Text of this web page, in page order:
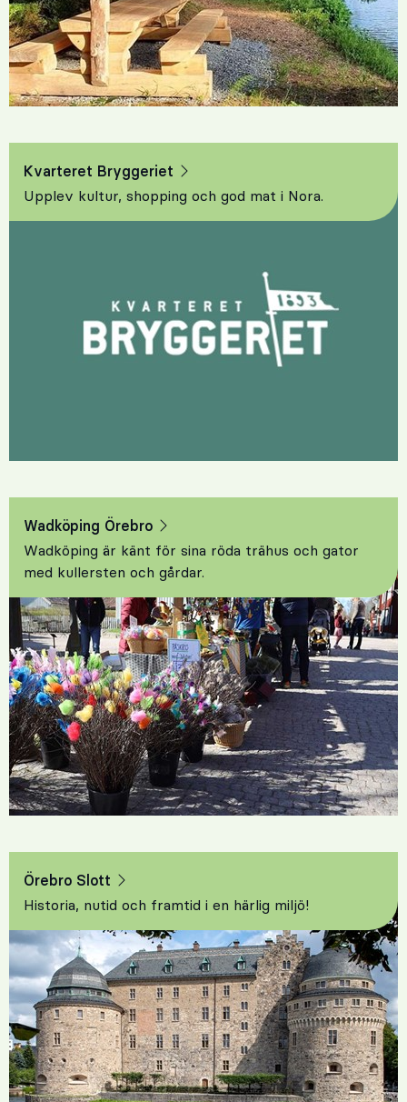
Kvarteret Bryggeriet
Upplev kultur, shopping och god mat i Nora.
Wadköping Örebro
Wadköping är känt för sina röda trähus och gator
med kullersten och gårdar.
Örebro Slott
Historia, nutid och framtid i en härlig miljö!